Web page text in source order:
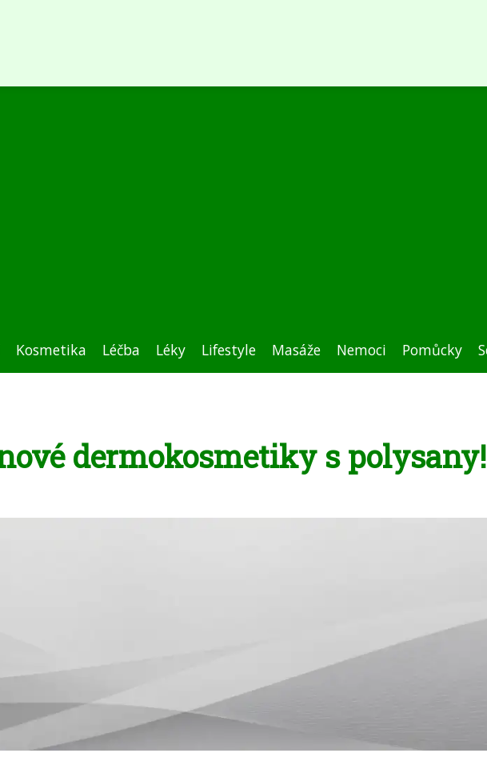
Kosmetika Léčba Léky Lifestyle Masáže Nemoci Pomůcky
dermokosmetiky s polysany!